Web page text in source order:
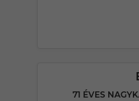
71 ÉVES